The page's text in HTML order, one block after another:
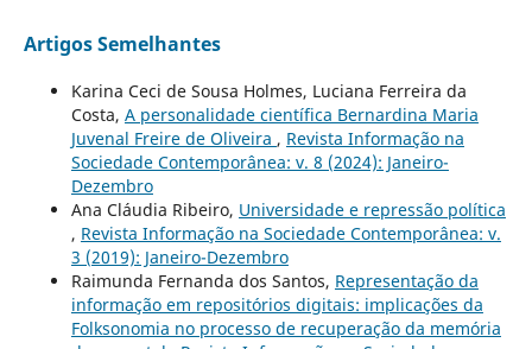
Artigos Semelhantes
Karina Ceci de Sousa Holmes, Luciana Ferreira da
Costa, A personalidade científica Bernardina Maria
Juvenal Freire de Oliveira , Revista Informação na
Sociedade Contemporânea: v. 8 (2024): Janeiro-
Dezembro
Ana Cláudia Ribeiro, Universidade e repressão política
, Revista Informação na Sociedade Contemporânea: v.
3 (2019): Janeiro-Dezembro
Raimunda Fernanda dos Santos, Representação da
informação em repositórios digitais: implicações da
Folksonomia no processo de recuperação da memória